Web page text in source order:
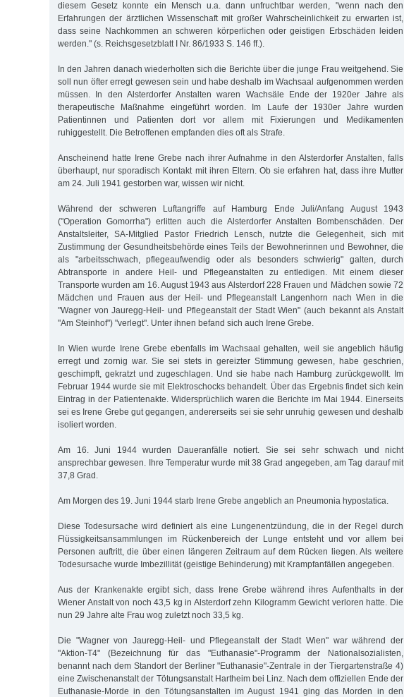
diesem Gesetz konnte ein Mensch u.a. dann unfruchtbar werden, "wenn nach den
Erfahrungen der ärztlichen Wissenschaft mit großer Wahrscheinlichkeit zu erwarten ist,
dass seine Nachkommen an schweren körperlichen oder geistigen Erbschäden leiden
werden." (s. Reichsgesetzblatt I Nr. 86/1933 S. 146 ff.).
In den Jahren danach wiederholten sich die Berichte über die junge Frau weitgehend. Sie
soll nun öfter erregt gewesen sein und habe deshalb im Wachsaal aufgenommen werden
müssen. In den Alsterdorfer Anstalten waren Wachsäle Ende der 1920er Jahre als
therapeutische Maßnahme eingeführt worden. Im Laufe der 1930er Jahre wurden
Patientinnen und Patienten dort vor allem mit Fixierungen und Medikamenten
ruhiggestellt. Die Betroffenen empfanden dies oft als Strafe.
Anscheinend hatte Irene Grebe nach ihrer Aufnahme in den Alsterdorfer Anstalten, falls
überhaupt, nur sporadisch Kontakt mit ihren Eltern. Ob sie erfahren hat, dass ihre Mutter
am 24. Juli 1941 gestorben war, wissen wir nicht.
Während der schweren Luftangriffe auf Hamburg Ende Juli/Anfang August 1943
("Operation Gomorrha") erlitten auch die Alsterdorfer Anstalten Bombenschäden. Der
Anstaltsleiter, SA-Mitglied Pastor Friedrich Lensch, nutzte die Gelegenheit, sich mit
Zustimmung der Gesundheitsbehörde eines Teils der Bewohnerinnen und Bewohner, die
als "arbeitsschwach, pflegeaufwendig oder als besonders schwierig" galten, durch
Abtransporte in andere Heil- und Pflegeanstalten zu entledigen. Mit einem dieser
Transporte wurden am 16. August 1943 aus Alsterdorf 228 Frauen und Mädchen sowie 72
Mädchen und Frauen aus der Heil- und Pflegeanstalt Langenhorn nach Wien in die
"Wagner von Jauregg-Heil- und Pflegeanstalt der Stadt Wien" (auch bekannt als Anstalt
"Am Steinhof") "verlegt". Unter ihnen befand sich auch Irene Grebe.
In Wien wurde Irene Grebe ebenfalls im Wachsaal gehalten, weil sie angeblich häufig
erregt und zornig war. Sie sei stets in gereizter Stimmung gewesen, habe geschrien,
geschimpft, gekratzt und zugeschlagen. Und sie habe nach Hamburg zurückgewollt. Im
Februar 1944 wurde sie mit Elektroschocks behandelt. Über das Ergebnis findet sich kein
Eintrag in der Patientenakte. Widersprüchlich waren die Berichte im Mai 1944. Einerseits
sei es Irene Grebe gut gegangen, andererseits sei sie sehr unruhig gewesen und deshalb
isoliert worden.
Am 16. Juni 1944 wurden Daueranfälle notiert. Sie sei sehr schwach und nicht
ansprechbar gewesen. Ihre Temperatur wurde mit 38 Grad angegeben, am Tag darauf mit
37,8 Grad.
Am Morgen des 19. Juni 1944 starb Irene Grebe angeblich an Pneumonia hypostatica.
Diese Todesursache wird definiert als eine Lungenentzündung, die in der Regel durch
Flüssigkeitsansammlungen im Rückenbereich der Lunge entsteht und vor allem bei
Personen auftritt, die über einen längeren Zeitraum auf dem Rücken liegen. Als weitere
Todesursache wurde Imbezillität (geistige Behinderung) mit Krampfanfällen angegeben.
Aus der Krankenakte ergibt sich, dass Irene Grebe während ihres Aufenthalts in der
Wiener Anstalt von noch 43,5 kg in Alsterdorf zehn Kilogramm Gewicht verloren hatte. Die
nun 29 Jahre alte Frau wog zuletzt noch 33,5 kg.
Die "Wagner von Jauregg-Heil- und Pflegeanstalt der Stadt Wien" war während der
"Aktion-T4" (Bezeichnung für das "Euthanasie"-Programm der Nationalsozialisten,
benannt nach dem Standort der Berliner "Euthanasie"-Zentrale in der Tiergartenstraße 4)
eine Zwischenanstalt der Tötungsanstalt Hartheim bei Linz. Nach dem offiziellen Ende der
Euthanasie-Morde in den Tötungsanstalten im August 1941 ging das Morden in den